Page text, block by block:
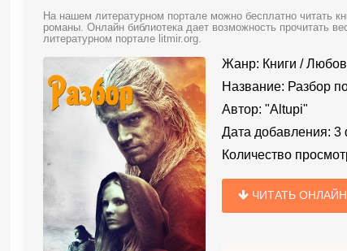
На нашем литературном портале можно бесплатно читать
романы. Онлайн библиотека дает возможность прочитать
литературном портале litmir.org.
Жанр: Книги /
Название: Разбор
Автор: "Altupi"
Дата добавления: 3
Количество
ЧИТАТЬ ОНЛАЙН